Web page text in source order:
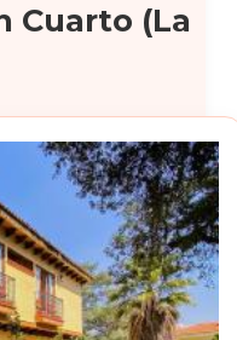
Cuarto (La